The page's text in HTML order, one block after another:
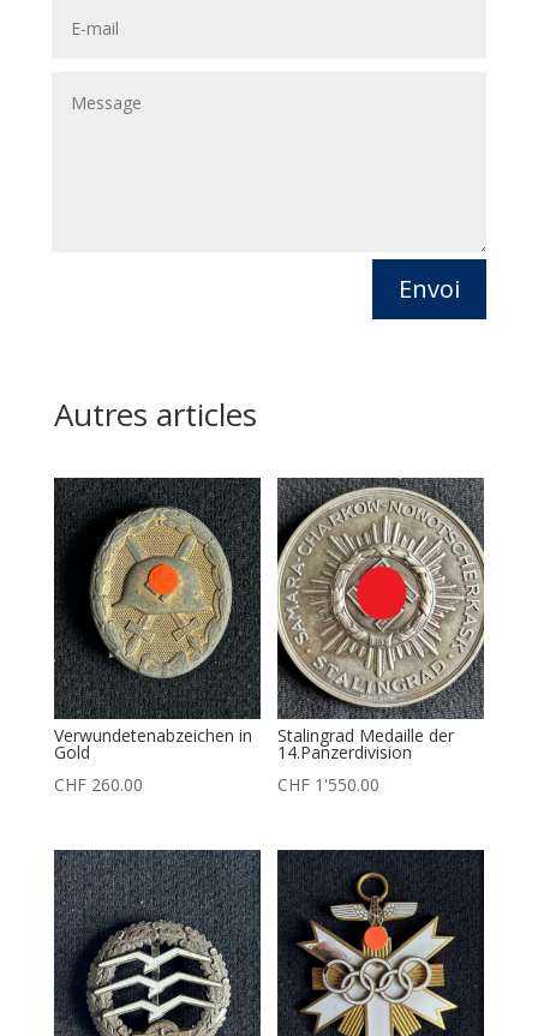
Envoi
Autres articles
Verwundetenabzeichen in
Gold
CHF260.00
Stalingrad Medaille der
14.Panzerdivision
CHF 1'550.00